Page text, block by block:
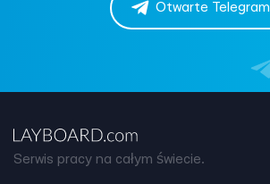
Otwarte Telegram
Serwis pracy na całym świecie.